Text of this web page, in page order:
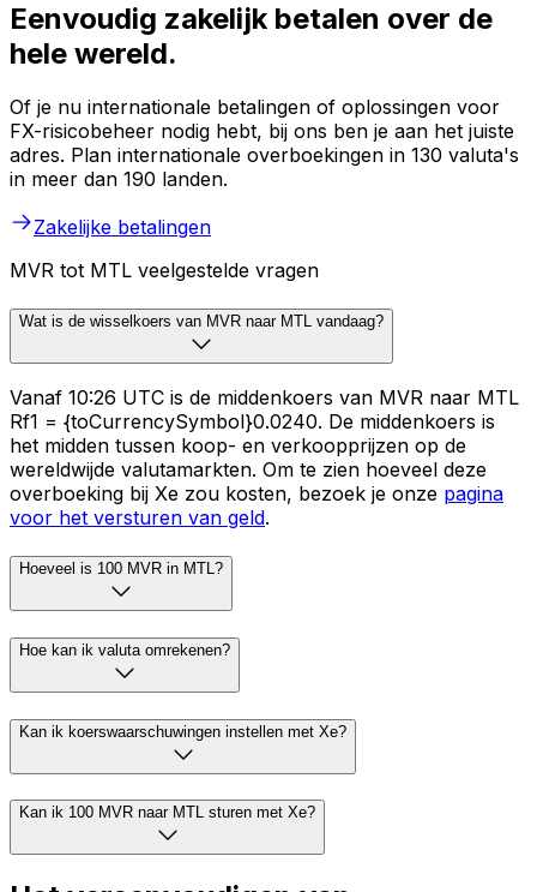
Eenvoudig zakelijk betalen over de
hele wereld.
Of je nu internationale betalingen of oplossingen voor
FX-risicobeheer nodig hebt, bij ons ben je aan het juiste
adres. Plan internationale overboekingen in 130 valuta's
in meer dan 190 landen.
Zakelijke betalingen
MVR tot MTL veelgestelde vragen
Wat is de wisselkoers van MVR naar MTL vandaag?
Vanaf 10:26 UTC is de middenkoers van MVR naar MTL
Rf1 = {toCurrencySymbol}0.0240. De middenkoers is
het midden tussen koop- en verkoopprijzen op de
wereldwijde valutamarkten. Om te zien hoeveel deze
overboeking bij Xe zou kosten, bezoek je onze pagina
voor het versturen van geld.
Hoeveel is 100 MVR in MTL?
Hoe kan ik valuta omrekenen?
Kan ik koerswaarschuwingen instellen met Xe?
Kan ik 100 MVR naar MTL sturen met Xe?